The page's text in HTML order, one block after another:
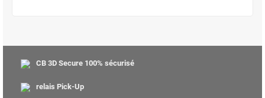
CB 3D Secure 100% sécurisé
relais Pick-Up